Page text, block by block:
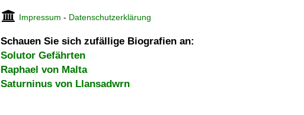
Impressum - Datenschutzerklärung
Schauen Sie sich zufällige Biografien an:
Solutor Gefährten
Raphael von Malta
Saturninus von Llansadwrn